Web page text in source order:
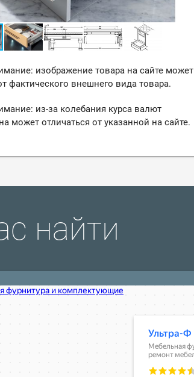
изображение товара на сайте может
фактического внешнего вида товара.
из-за колебания курса валют
может отличаться от указанной на сайте.
найти